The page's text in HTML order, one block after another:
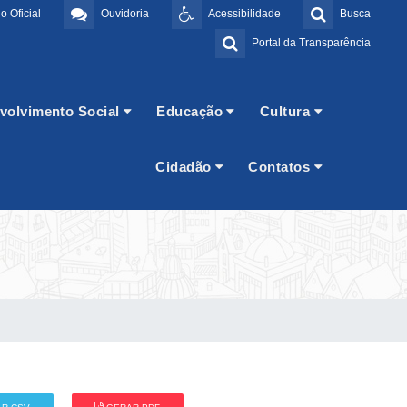
Busca
Acessibilidade
Ouvidoria
Oficial
Portal da Transparência
Social Educação Cultura
Cidadão Contatos